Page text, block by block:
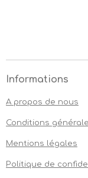
Informations
A propos de nous
Conditions
Mentions légales
Politique de